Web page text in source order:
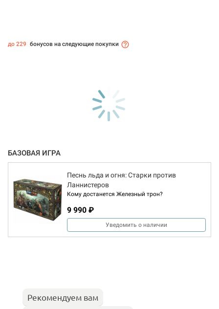
до 229 бонусов на следующие покупки
БАЗОВАЯ ИГРА
Песнь льда и огня: Старки против
Ланнистеров
Кому достанется Железный трон?
9 990 ₽
Уведомить о наличии
Рекомендуем вам